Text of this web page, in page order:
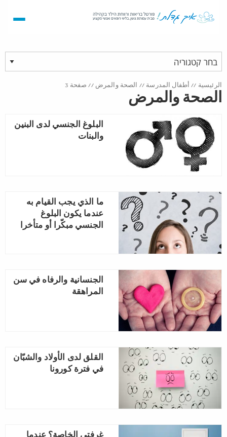
الرئيسية // أطفال المدرسة // الصحة والمرض // صفحة 3
الصحة والمرض
البلوغ الجنسي لدى البنين
والبنات
ما الذي يجب القيام به
عندما يكون البلوغ
الجنسي مبكّرا أو متأخرا
الجنسانية والرفاه في سن
المراهقة
القلق لدى الأولاد والشبّان
في فترة كورونا